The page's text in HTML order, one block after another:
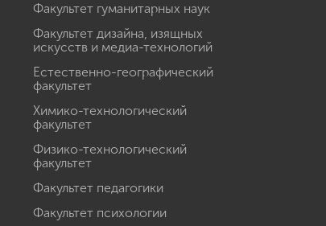
Факультет гуманитарных наук
Факультет дизайна, изящных
искусств и медиа-технологий
Естественно-географический
факультет
Химико-технологический
факультет
Физико-технологический
факультет
Факультет педагогики
Факультет психологии